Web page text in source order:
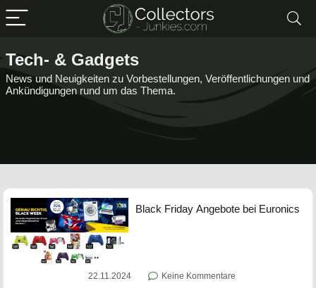
Tech- & Gadgets
News und Neuigkeiten zu Vorbestellungen, Veröffentlichungen und
Ankündigungen rund um das Thema.
Black Friday Angebote bei Euronics
22.11.2024 Keine Kommentare